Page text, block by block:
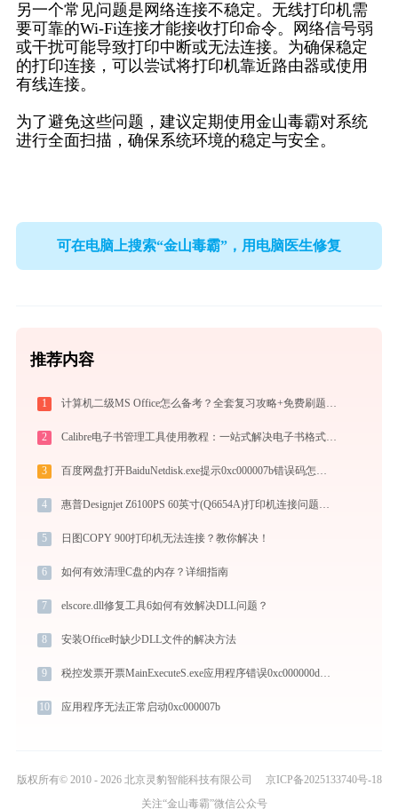
另一个常见问题是网络连接不稳定。无线打印机需
要可靠的Wi-Fi连接才能接收打印命令。网络信号弱
或干扰可能导致打印中断或无法连接。为确保稳定
的打印连接，可以尝试将打印机靠近路由器或使用
有线连接。
为了避免这些问题，建议定期使用金山毒霸对系统
进行全面扫描，确保系统环境的稳定与安全。
可在电脑上搜索“金山毒霸”，用电脑医生修复
推荐内容
1 计算机二级MS Office怎么备考？全套复习攻略+免费刷题工具推荐
2 Calibre电子书管理工具使用教程：一站式解决电子书格式转换、元数据管理与设备同步
3 百度网盘打开BaiduNetdisk.exe提示0xc000007b错误码怎么办
4 惠普Designjet Z6100PS 60英寸(Q6654A)打印机连接问题解决方法 - 金山毒霸
5 日图COPY 900打印机无法连接？教你解决！
6 如何有效清理C盘的内存？详细指南
7 elscore.dll修复工具6如何有效解决DLL问题？
8 安装Office时缺少DLL文件的解决方法
9 税控发票开票MainExecuteS.exe应用程序错误0xc000000d解决方法
10 应用程序无法正常启动0xc000007b
版权所有© 2010 - 2026 北京灵豹智能科技有限公司
京ICP备2025133740号-18
关注“金山毒霸”微信公众号